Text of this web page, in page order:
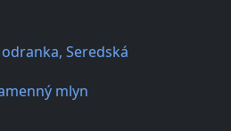
Seredská
mlyn